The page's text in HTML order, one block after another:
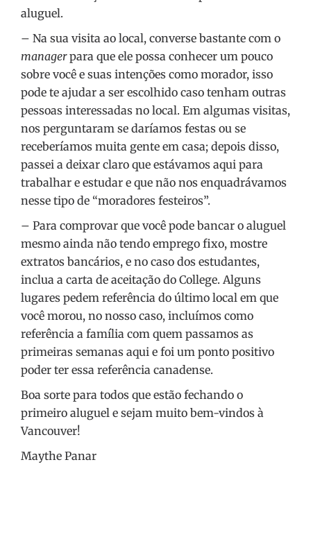
aluguel.
– Na sua visita ao local, converse bastante com o
managerpara que ele possa conhecer um pouco
sobre você e suas intenções como morador, isso
pode te ajudar a ser escolhido caso tenham outras
pessoas interessadas no local. Em algumas visitas,
nos perguntaram se daríamos festas ou se
receberíamos muita gente em casa; depois disso,
passei a deixar claro que estávamos aqui para
trabalhar e estudar e que não nos enquadrávamos
nesse tipo de “moradores festeiros”.
– Para comprovar que você pode bancar o aluguel
mesmo ainda não tendo emprego fixo, mostre
extratos bancários, e no caso dos estudantes,
inclua a carta de aceitação do College. Alguns
lugares pedem referência do último local em que
você morou, no nosso caso, incluímos como
referência a família com quem passamos as
primeiras semanas aqui e foi um ponto positivo
poder ter essa referência canadense.
Boa sorte para todos que estão fechando o
primeiro aluguel e sejam muito bem-vindos à
Vancouver!
Maythe Panar